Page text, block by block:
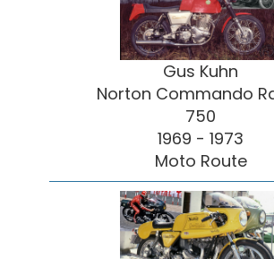
Gus Kuhn
Norton Commando
750
1969 - 1973
Moto Route